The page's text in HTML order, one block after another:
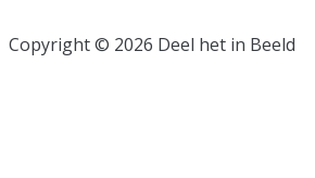
Copyright © 2026 Deel het in Beeld